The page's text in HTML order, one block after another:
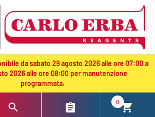
da sabato 29 agosto 2026 alle ore 07:00 a
2026 alle ore 08:00 per manutenzione
programmata.
0